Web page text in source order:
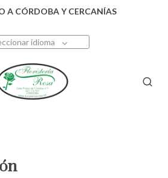
A CÓRDOBA Y CERCANÍAS
idioma